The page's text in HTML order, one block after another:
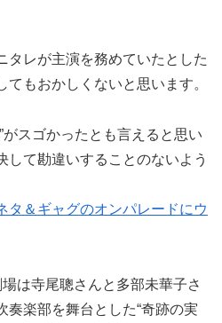
タレが主演を務めていたとした
てもおかしくないと思います。
がスゴかったとも言えると思い
して勘違いすることのないよう
タ＆ギャグのオンパレードにウ
は寺尾聰さんと多部未華子さ
奏楽部を舞台とした“奇跡の実